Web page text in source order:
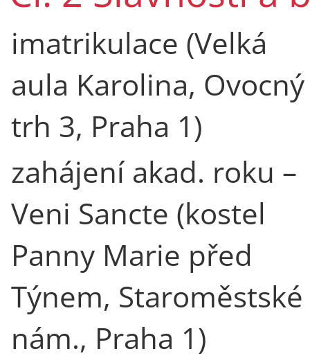
imatrikulace (Velká
aula Karolina, Ovocný
trh 3, Praha 1)
zahájení akad. roku –
Veni Sancte (kostel
Panny Marie před
Týnem, Staroměstské
nám., Praha 1)